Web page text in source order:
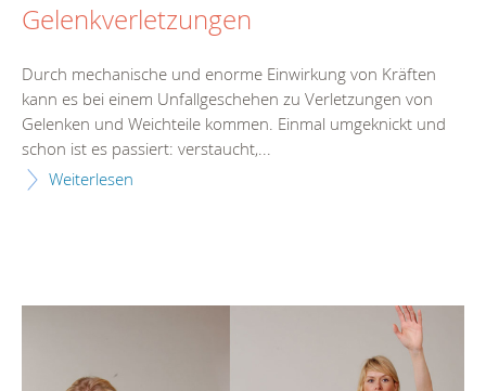
Gelenkverletzungen
Durch mechanische und enorme Einwirkung von Kräften
kann es bei einem Unfallgeschehen zu Verletzungen von
Gelenken und Weichteile kommen. Einmal umgeknickt und
schon ist es passiert: verstaucht,...
Weiterlesen